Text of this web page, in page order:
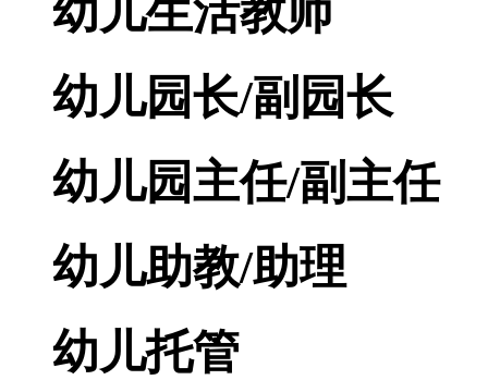
幼儿生活教师
幼儿园长/副园长
幼儿园主任/副主任
幼儿助教/助理
幼儿托管